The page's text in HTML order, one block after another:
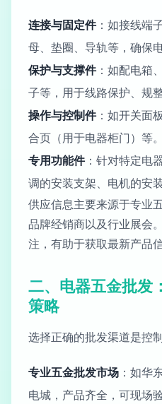
连接与固定件：如接线端
母、垫圈、导轨等，确保
保护与支撑件：如配电箱
子等，用于线路保护、规
操作与控制件：如开关面
合页（用于电器柜门）等。
专用功能件：针对特定电
调的安装支架、电机的安
供应信息主要来源于专业
品牌经销商以及行业展会
注，有助于获取最新产品
二、电器五金批发
策略
选择正确的批发渠道是控
专业五金批发市场 ：如华
电城，产品齐全，可现场